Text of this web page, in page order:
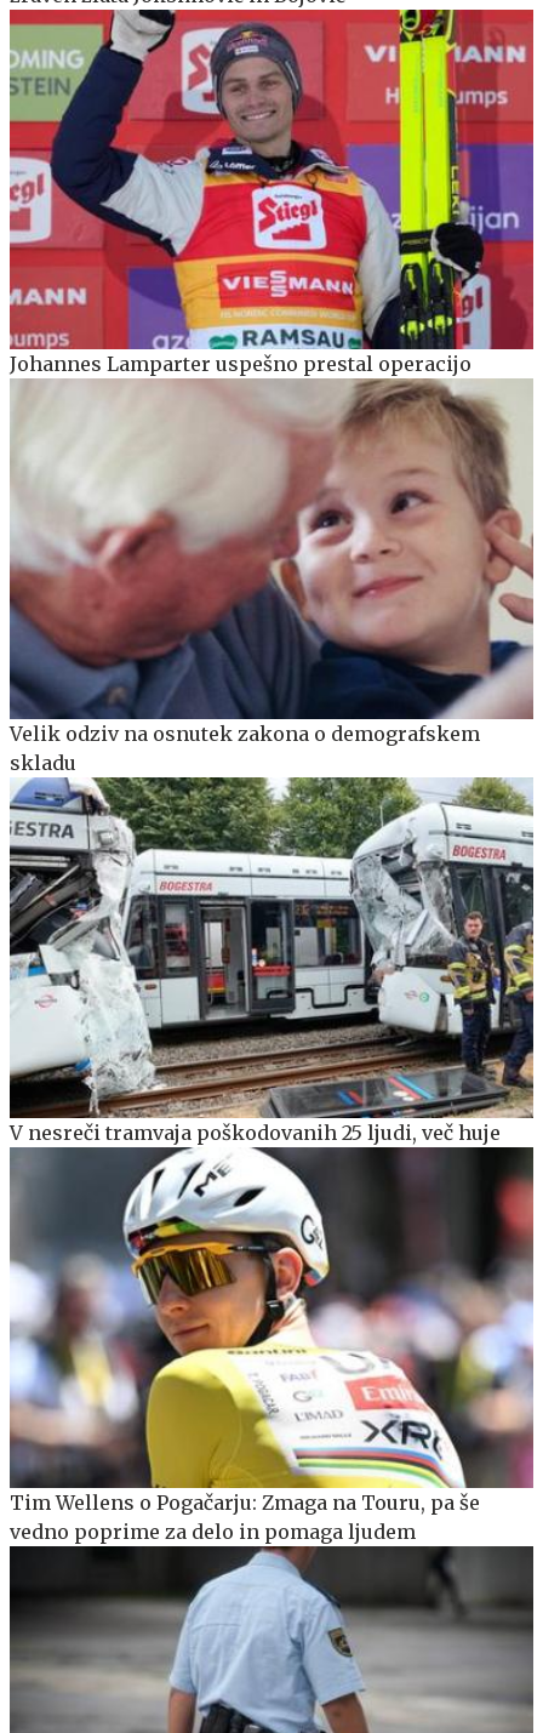
Johannes Lamparter uspešno prestal operacijo
Velik odziv na osnutek zakona o demografskem
skladu
V nesreči tramvaja poškodovanih 25 ljudi, več huje
Tim Wellens o Pogačarju: Zmaga na Touru, pa še
vedno poprime za delo in pomaga ljudem